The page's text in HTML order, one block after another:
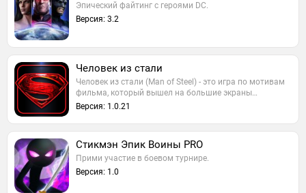
Эпический файтинг с героями DC.
Версия: 3.2
Человек из стали
Человек из стали (Man of Steel) - это игра по мотивам
фильма, который вышел на большие экраны…
Версия: 1.0.21
Стикмэн Эпик Воины PRO
Прими участие в боевом турнире.
Версия: 1.0